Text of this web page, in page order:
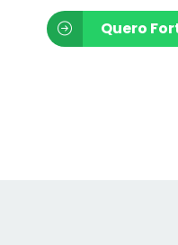
Quero